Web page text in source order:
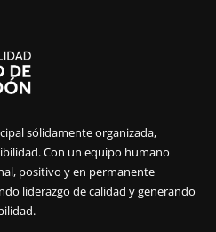
sólidamente organizada,
Con un equipo humano
positivo y en permanente
liderazgo de calidad y generando